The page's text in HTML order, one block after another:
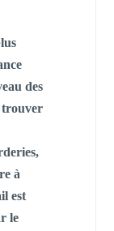
des
trouver
à
est
le